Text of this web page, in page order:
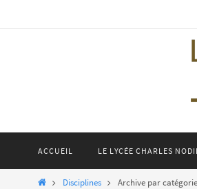
ACCUEIL LE LYCÉE CHARLES
HomeDisciplines Archive par